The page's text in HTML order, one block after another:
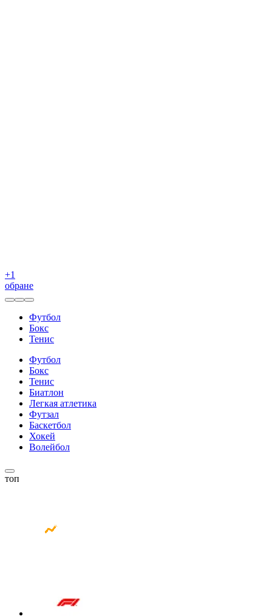
+1
обране
Футбол
Бокс
Тенис
Футбол
Бокс
Тенис
Биатлон
Легкая атлетика
Футзал
Баскетбол
Хокей
Волейбол
топ